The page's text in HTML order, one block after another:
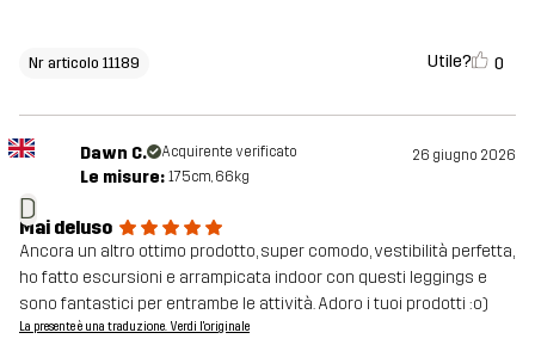
Nr articolo 11189 Utile? 0
D
Dawn C. Acquirente verificato 26 giugno 2026
Le misure: 175cm, 66kg
Mai deluso
Ancora un altro ottimo prodotto, super comodo, vestibilità perfetta,
ho fatto escursioni e arrampicata indoor con questi leggings e
sono fantastici per entrambe le attività. Adoro i tuoi prodotti :o)
La presente è una traduzione. Verdi l'originale